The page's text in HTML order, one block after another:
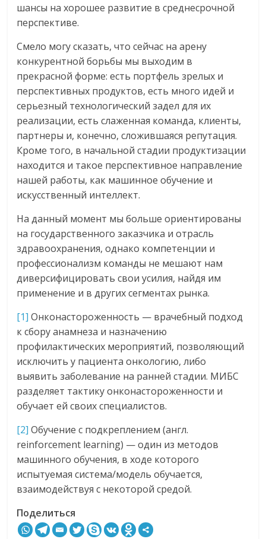
шансы на хорошее развитие в среднесрочной
перспективе.
Смело могу сказать, что сейчас на арену
конкурентной борьбы мы выходим в
прекрасной форме: есть портфель зрелых и
перспективных продуктов, есть много идей и
серьезный технологический задел для их
реализации, есть слаженная команда, клиенты,
партнеры и, конечно, сложившаяся репутация.
Кроме того, в начальной стадии продуктизации
находится и такое перспективное направление
нашей работы, как машинное обучение и
искусственный интеллект.
На данный момент мы больше ориентированы
на государственного заказчика и отрасль
здравоохранения, однако компетенции и
профессионализм команды не мешают нам
диверсифицировать свои усилия, найдя им
применение и в других сегментах рынка.
[1] Онконастороженность — врачебный подход
к сбору анамнеза и назначению
профилактических мероприятий, позволяющий
исключить у пациента онкологию, либо
выявить заболевание на ранней стадии. МИБС
разделяет тактику онконастороженности и
обучает ей своих специалистов.
[2] Обучение с подкреплением (англ.
reinforcement learning) — один из методов
машинного обучения, в ходе которого
испытуемая система/модель обучается,
взаимодействуя с некоторой средой.
Поделиться